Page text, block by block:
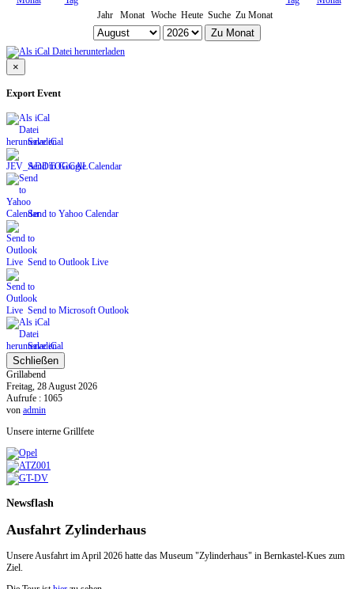
Jahr Monat Woche Heute Suche Zu Monat
Zu Monat
×
Export Event
Save iCal
Send to Google Calendar
Send to Yahoo Calendar
Send to Outlook Live
Send to Microsoft Outlook
Save iCal
Schließen
Grillabend
Freitag, 28 August 2026
Aufrufe : 1065
von admin
Unsere interne Grillfete
Newsflash
Ausfahrt Zylinderhaus
Unsere Ausfahrt im April 2026 hatte das Museum "Zylinderhaus" in Bernkastel-Kues zum
Ziel.